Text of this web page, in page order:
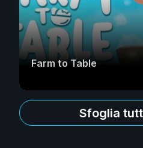
Farm to Table
Sfoglia